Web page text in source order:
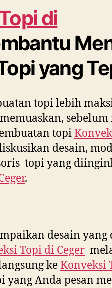
di
yang
topi lebih
topi
desain,
topi yang
.
desain
Topi di Ceger
keKonveksi
yang Anda pesan